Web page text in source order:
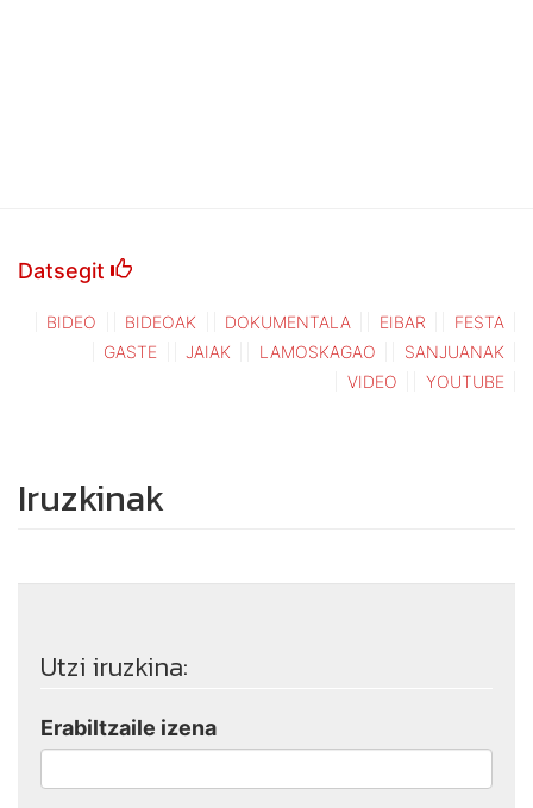
Datsegit
BIDEO BIDEOAK DOKUMENTALA EIBAR
FESTA
GASTE
JAIAK LAMOSKAGAO
SANJUANAK
VIDEO
YOUTUBE
Iruzkinak
Utzi iruzkina:
Erabiltzaile izena